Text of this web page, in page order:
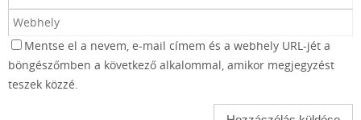
Mentse el a nevem, e-mail címem és a webhely URL-jét a
böngészőmben a következő alkalommal, amikor megjegyzést
teszek közzé.